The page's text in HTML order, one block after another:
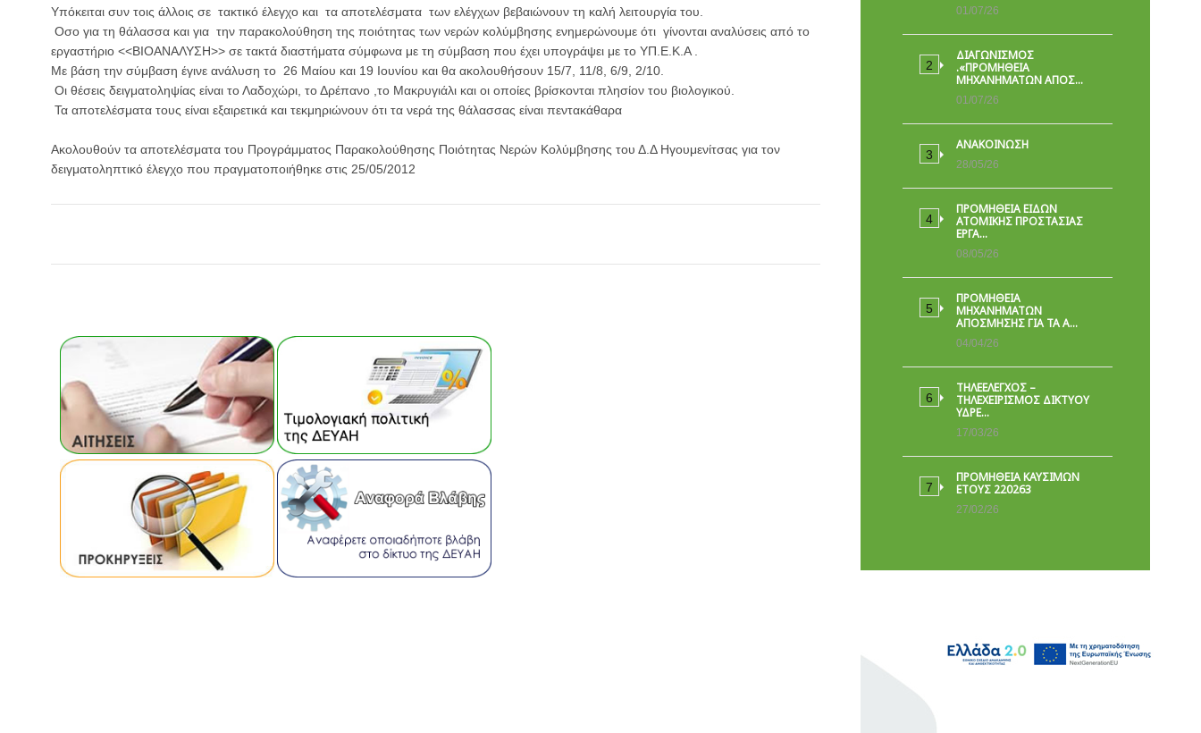
Υπόκειται συν τοις άλλοις σε τακτικό έλεγχο και τα αποτελέσματα των ελέγχων βεβαιώνουν τη καλή λειτουργία του.
Οσο για τη θάλασσα και για την παρακολούθηση της ποιότητας των νερών κολύμβησης ενημερώνουμε ότι γίνονται αναλύσεις από το
εργαστήριο <<ΒΙΟΑΝΑΛΥΣΗ>> σε τακτά διαστήματα σύμφωνα με τη σύμβαση που έχει υπογράψει με το ΥΠ.Ε.Κ.Α .
Με βάση την σύμβαση έγινε ανάλυση το 26 Μαίου και 19 Ιουνίου και θα ακολουθήσουν 15/7, 11/8, 6/9, 2/10.
Οι θέσεις δειγματοληψίας είναι το Λαδοχώρι, το Δρέπανο ,το Μακρυγιάλι και οι οποίες βρίσκονται πλησίον του βιολογικού.
Τα αποτελέσματα τους είναι εξαιρετικά και τεκμηριώνουν ότι τα νερά της θάλασσας είναι πεντακάθαρα
Ακολουθούν τα αποτελέσματα του Προγράμματος Παρακολούθησης Ποιότητας Νερών Κολύμβησης του Δ.Δ Ηγουμενίτσας για τον
δειγματοληπτικό έλεγχο που πραγματοποιήθηκε στις 25/05/2012
01/07/26
ΔΙΑΓΩΝΙΣΜΟΣ
.«ΠΡΟΜΗΘΕΙΑ
ΜΗΧΑΝΗΜΑΤΩΝ ΑΠΟΣ…
01/07/26
ΑΝΑΚΟΙΝΩΣΗ
28/05/26
ΠΡΟΜΉΘΕΙΑ ΕΙΔΏΝ
ΑΤΟΜΙΚΉΣ ΠΡΟΣΤΑΣΊΑΣ
ΕΡΓΑ…
08/05/26
ΠΡΟΜΗΘΕΙΑ
ΜΗΧΑΝΗΜΑΤΩΝ
ΑΠΟΣΜΗΣΗΣ ΓΙΑ ΤΑ Α…
04/04/26
ΤΗΛΕΕΛΕΓΧΟΣ –
ΤΗΛΕΧΕΙΡΙΣΜΟΣ ΔΙΚΤΥΟΥ
ΥΔΡΕ…
17/03/26
ΠΡΟΜΗΘΕΙΑ ΚΑΥΣΙΜΩΝ
ΕΤΟΥΣ 220263
27/02/26